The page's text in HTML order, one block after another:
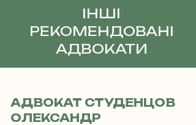
ІНШІ
РЕКОМЕНДОВАНІ
АДВОКАТИ
АДВОКАТ СТУДЕНЦОВ
ОЛЕКСАНДР